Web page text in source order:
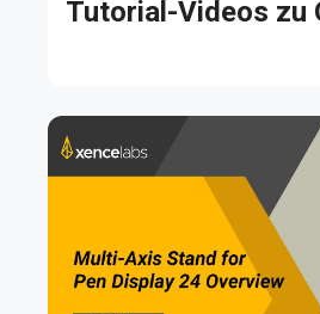
Tutorial-Videos zu